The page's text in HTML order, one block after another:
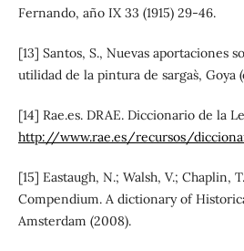
Fernando, año IX 33 (1915) 29-46.
[13] Santos, S., `Nuevas aportaciones
utilidad de la pintura de sargas`, Goya
[14] Rae.es. DRAE. Diccionario de la
http://www.rae.es/recursos/
[15] Eastaugh, N.; Walsh, V.; Chaplin,
Compendium. A dictionary of
Amsterdam (2008).